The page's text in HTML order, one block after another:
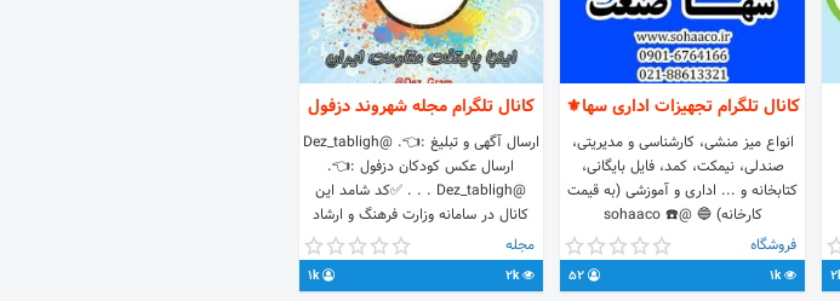
کانال تلگرام تجهیزات اداری سها⚜️
انواع میز منشی، کارشناسی و مدیریتی،
صندلی، نیمکت، کمد، فایل بایگانی،
کتابخانه و ... اداری و آموزشی (به قیمت
کارخانه) 🔵 @sohaaco ☎️
02188613321 📱 09016764166فروشگاه
1k
52
کانال تلگرام مجله شهروند دزفول
ارسال آگهی و تبلیغ :👈. @Dez_tabligh
ارسال عکس کودکان دزفول :👈.
@Dez_tabligh . . . ✅کد شامد این
کانال در سامانه وزارت فرهنگ و ارشاد
اسلامی : 1-1-694238-61-4-1 شناسنامه و
بیوگرافی قانونی کانال
http://t.me/itdmcbot?
مجله
2k
1k